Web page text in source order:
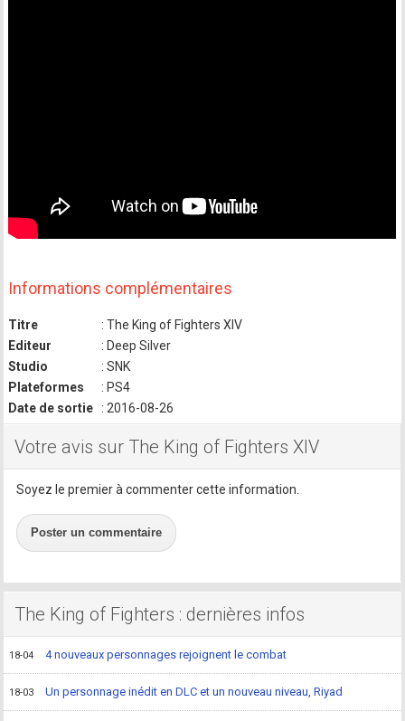
Informations complémentaires
Titre
: The King of Fighters XIV
Editeur
: Deep Silver
Studio
: SNK
Plateformes
: PS4
Date de sortie
: 2016-08-26
Votre avis sur The King of Fighters XIV
Soyez le premier à commenter cette information.
Poster un commentaire
The King of Fighters : dernières infos
18-04 4 nouveaux personnages rejoignent le combat
18-03 Un personnage inédit en DLC et un nouveau niveau, Riyad